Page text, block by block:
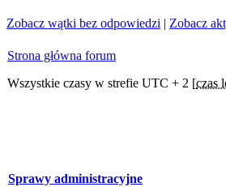
Zobacz wątki bez odpowiedzi | Zobacz
Strona główna forum
Wszystkie czasy w strefie UTC + 2 [czas
Sprawy administracyjne